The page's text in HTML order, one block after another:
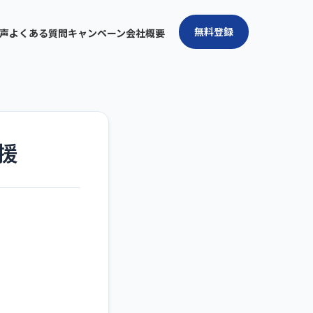
よくある質問キャンペーン会社概要 無料登録